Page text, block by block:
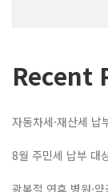
Recent
자동차세·재산세
8월 주민세 납부 대